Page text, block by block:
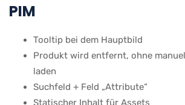
PIM
Tooltip bei dem Hauptbild
Produkt wird entfernt, ohne
laden
Suchfeld + Feld „Attribute“
Statischer Inhalt für Assets